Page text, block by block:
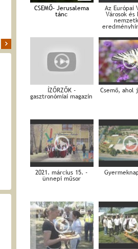
CSEMŐ- Jerusalema
tánc
Az Európai
Városok és
ÍZŐRZŐK -
gasztronómiai magazin
Csemő, ahol
2021. március 15. -
ünnepi műsor